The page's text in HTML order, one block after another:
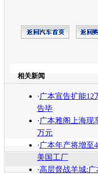
相关新闻
·广本宣告扩能12
告毕
·广本雅阁上海现
万元
·广本年产将增至
美国工厂
·高层督战羊城: